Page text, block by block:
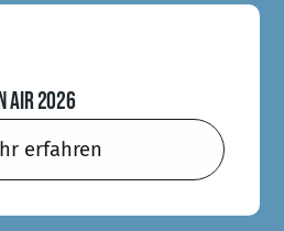
AIR 2026
erfahren